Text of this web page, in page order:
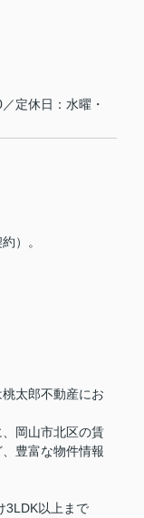
定休日：水曜・
）。
太郎不動産にお
岡山市北区の賃
豊富な物件情報
3LDK以上まで